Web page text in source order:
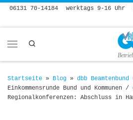
Zum Inhalt springen
06131 70-14184 werktags 9-16 Uhr
Startseite » Blog » dbb
Einkommensrunde Bund und Kommunen /
Regionalkonferenzen: Abschluss in